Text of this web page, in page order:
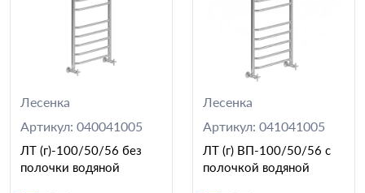
Лесенка
Артикул: 040041005
ЛТ (г)-100/50/56 без
полочки водяной
Лесенка
Артикул: 041041005
ЛТ (г) ВП-100/50/56 с
полочкой водяной